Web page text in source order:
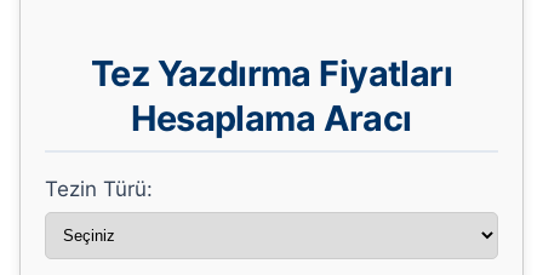
Tez Yazdırma Fiyatları
Hesaplama Aracı
Tezin Türü: